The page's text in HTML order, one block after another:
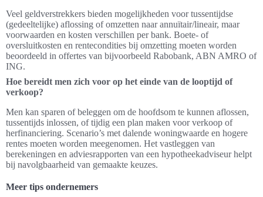
Veel geldverstrekkers bieden mogelijkheden voor tussentijdse
(gedeeltelijke) aflossing of omzetten naar annuïtair/lineair, maar
voorwaarden en kosten verschillen per bank. Boete- of
oversluitkosten en rentecondities bij omzetting moeten worden
beoordeeld in offertes van bijvoorbeeld Rabobank, ABN AMRO of
ING.
Hoe bereidt men zich voor op het einde van de looptijd of
verkoop?
Men kan sparen of beleggen om de hoofdsom te kunnen aflossen,
tussentijds inlossen, of tijdig een plan maken voor verkoop of
herfinanciering. Scenario’s met dalende woningwaarde en hogere
rentes moeten worden meegenomen. Het vastleggen van
berekeningen en adviesrapporten van een hypotheekadviseur helpt
bij navolgbaarheid van gemaakte keuzes.
Meer tips ondernemers